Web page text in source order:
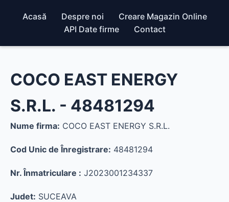
Acasă Despre noi
Creare Magazin Online
API Date firme
Contact
COCO EAST ENERGY
S.R.L. - 48481294
Nume firma: COCO EAST ENERGY S.R.L.
Cod Unic de Înregistrare: 48481294
Nr. Înmatriculare : J2023001234337
Judet: SUCEAVA